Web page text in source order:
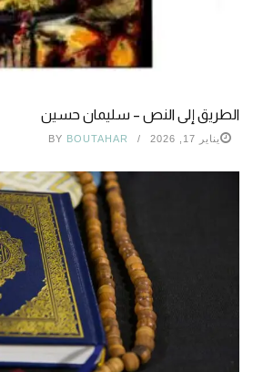
الطريق إلى النص – سليمان حسين
يناير 17, 2026 BY BOUTAHAR